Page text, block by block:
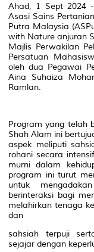
Ahad, 1 Sept 2024
Asasi Sains
Putra Malaysia
with Nature anjuran
Majlis Perwakilan
Persatuan
oleh dua Pegawai
Aina Suhaiza
Ramlan.
Program yang telah
Shah Alam ini
aspek meliputi
rohani secara
murni dalam
program ini turut
untuk
berinteraksi bagi
melahirkan tenaga
dan
sahsiah terpuji
sejajar dengan